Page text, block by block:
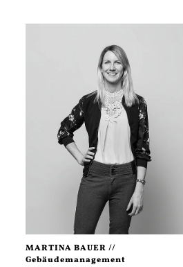
MARTINA BAUER //
Gebäudemanagement